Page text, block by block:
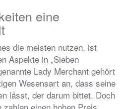
eine
die meisten nutzen, ist
Aspekte in „Sieben
Lady Merchant gehört
Wesensart an, dass seine
lässt, der darum bittet. Doch